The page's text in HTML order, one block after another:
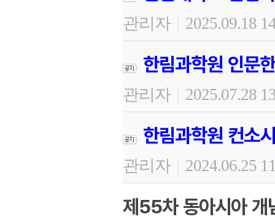
관리자 | 2025.09.18
한림과학원 인문
관리자 | 2025.07.28
한림과학원 컨소
관리자 | 2024.06.25
제55차 동아시아 개